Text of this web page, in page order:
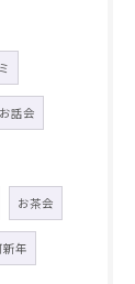
お話会
お茶会
年